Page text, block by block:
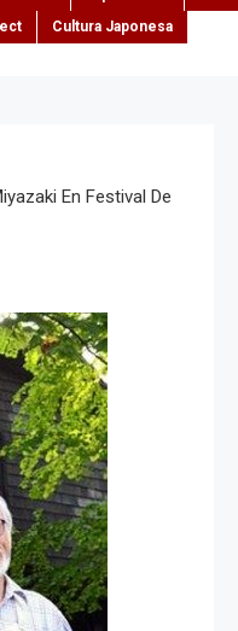
Cultura Japonesa
En Festival De